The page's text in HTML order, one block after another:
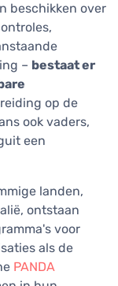
beschikken over
– bestaat er
op de
ook vaders,
een
landen,
ontstaan
voor
als de
PANDA